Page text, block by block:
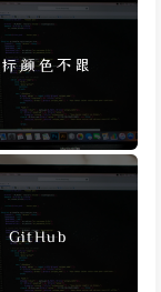
颜色不跟
GitHub